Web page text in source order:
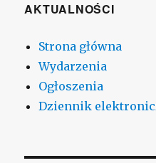
AKTUALNOŚCI
Strona główna
Wydarzenia
Ogłoszenia
Dziennik